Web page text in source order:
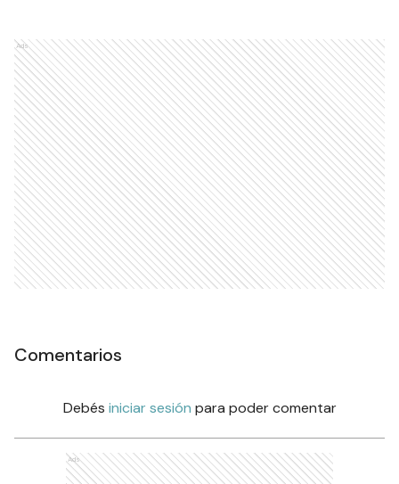
Ads
Comentarios
Debés iniciar sesión para poder comentar
Ads